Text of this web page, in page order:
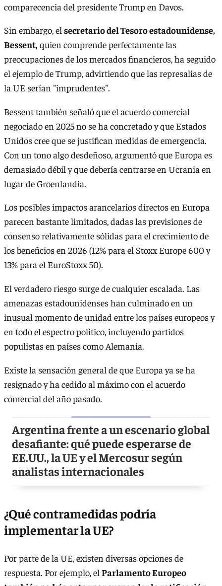
comparecencia del presidente Trump en Davos.
Sin embargo, el secretario del Tesoro estadounidense,
Bessent,quien comprende perfectamente las
preocupaciones de los mercados financieros, ha seguido
el ejemplo de Trump, advirtiendo que las represalias de
la UE serían "imprudentes".
Bessent también señaló que el acuerdo comercial
negociado en 2025 no se ha concretado y que Estados
Unidos cree que se justifican medidas de emergencia.
Con un tono algo desdeñoso, argumentó que Europa es
demasiado débil y que debería centrarse en Ucrania en
lugar de Groenlandia.
Los posibles impactos arancelarios directos en Europa
parecen bastante limitados, dadas las previsiones de
consenso relativamente sólidas para el crecimiento de
los beneficios en 2026 (12% para el Stoxx Europe 600 y
13% para el EuroStoxx 50).
El verdadero riesgo surge de cualquier escalada. Las
amenazas estadounidenses han culminado en un
inusual momento de unidad entre los países europeos y
en todo el espectro político, incluyendo partidos
populistas en países como Alemania.
Existe la sensación general de que Europa ya se ha
resignado y ha cedido al máximo con el acuerdo
comercial del año pasado.
Argentina frente a un escenario global
desafiante: qué puede esperarse de
EE.UU., la UE y el Mercosur según
analistas internacionales
¿Qué contramedidas podría
implementar la UE?
Por parte de la UE, existen diversas opciones de
respuesta. Por ejemplo, el Parlamento Europeo